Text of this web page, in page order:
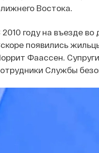
Востока.
2010 году на въезде
появились
Фаассен.
Службы